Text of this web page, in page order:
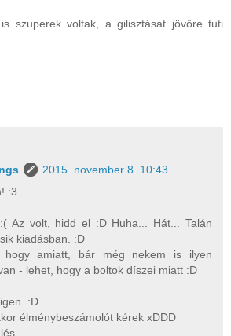
szuperek voltak, a gilisztásat jövőre tuti
2015. november 8. 10:43
:3
Az volt, hidd el :D Huha... Hát... Talán
kiadásban. :D
hogy amiatt, bár még nekem is ilyen
- lehet, hogy a boltok díszei miatt :D
:D
élménybeszámolót kérek xDDD